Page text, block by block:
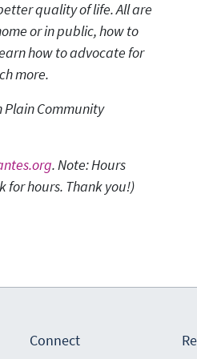
quality of life. All are
or in public, how to
how to advocate for
more.
Community
. Note: Hours
for hours. Thank you!)
Connect